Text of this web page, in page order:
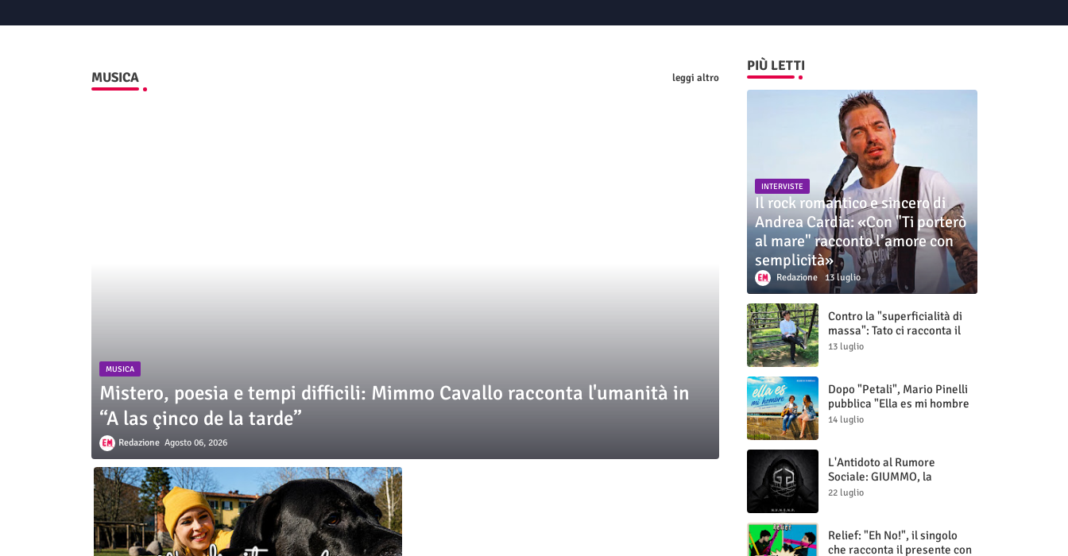
MUSICA leggi altro
MUSICA
Mistero, poesia e tempi difficili: Mimmo Cavallo racconta l'umanità in
“A las çinco de la tarde”
Redazione Agosto 06, 2026
PIÙ LETTI
INTERVISTE
Il rock romantico e sincero di
Andrea Cardia: «Con "Ti porterò
al mare" racconto l’amore con
semplicità»
Redazione 13 luglio
Contro la "superficialità di
massa": Tato ci racconta il
nuovo singolo "Vuoti digitali"
13 luglio
Dopo "Petali", Mario Pinelli
pubblica "Ella es mi hombre
(Il mio uomo è lei)"
14 luglio
L'Antidoto al Rumore
Sociale: GIUMMO, la
Maschera e la Cruda Verità
22 luglio
Relief: "Eh No!", il singolo
che racconta il presente con